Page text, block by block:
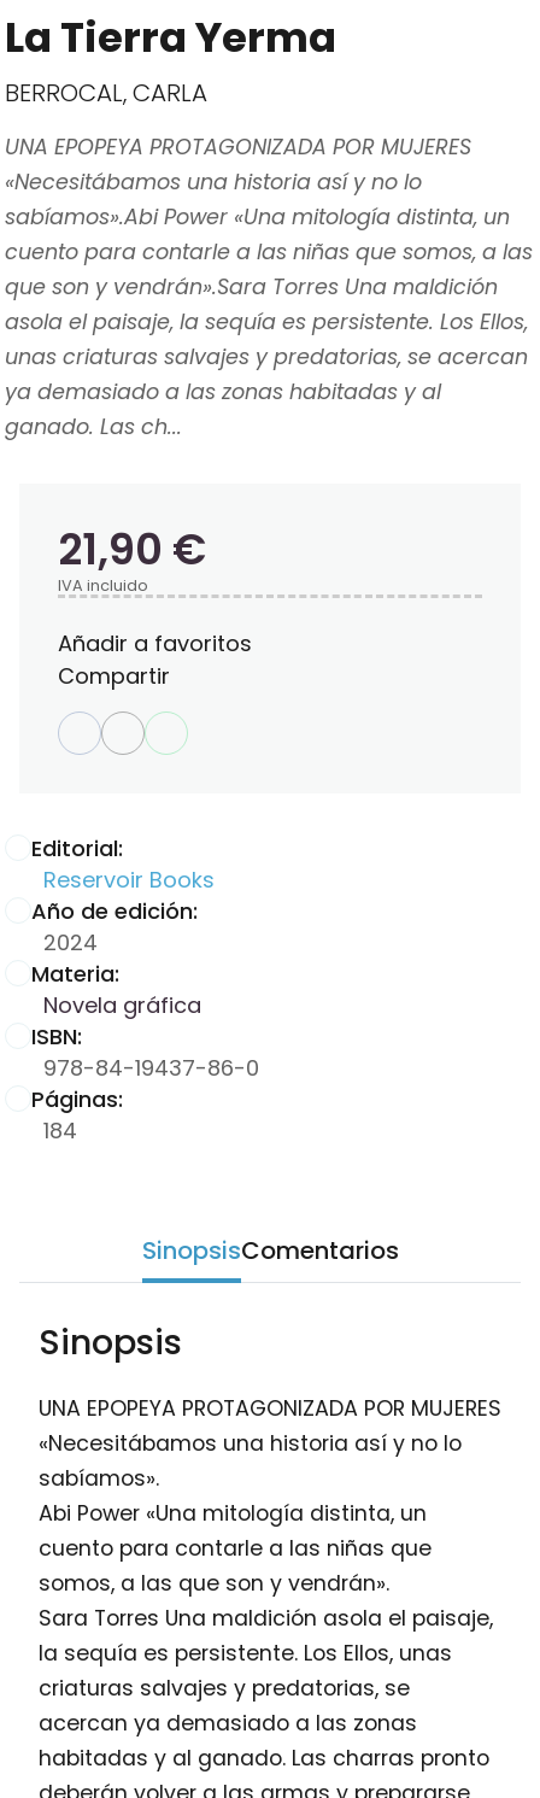
La Tierra Yerma
BERROCAL, CARLA
UNA EPOPEYA PROTAGONIZADA POR MUJERES
«Necesitábamos una historia así y no lo
sabíamos».Abi Power «Una mitología distinta, un
cuento para contarle a las niñas que somos, a las
que son y vendrán».Sara Torres Una maldición
asola el paisaje, la sequía es persistente. Los Ellos,
unas criaturas salvajes y predatorias, se acercan
ya demasiado a las zonas habitadas y al
ganado. Las ch...
Editorial:
Reservoir Books
Año de edición:
2024
Materia:
Novela gráfica
ISBN:
978-84-19437-86-0
Páginas:
184
21,90 €
IVA incluido
Añadir a favoritos
Compartir
SinopsisComentarios
Sinopsis
UNA EPOPEYA PROTAGONIZADA POR MUJERES
«Necesitábamos una historia así y no lo
sabíamos».
Abi Power «Una mitología distinta, un
cuento para contarle a las niñas que
somos, a las que son y vendrán».
Sara Torres Una maldición asola el paisaje,
la sequía es persistente. Los Ellos, unas
criaturas salvajes y predatorias, se
acercan ya demasiado a las zonas
habitadas y al ganado. Las charras pronto